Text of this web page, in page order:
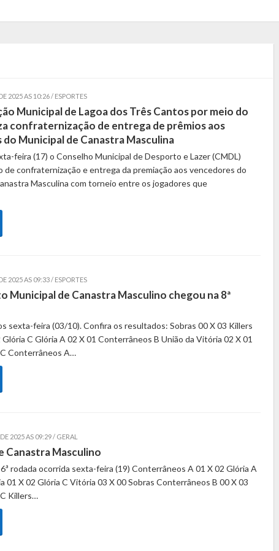
2025 AS 10:26 / ESPORTES
Municipal de Lagoa dos Três Cantos por meio do
confraternização de entrega de prêmios aos
Municipal de Canastra Masculina
feira (17) o Conselho Municipal de Desporto e Lazer (CMDL)
de confraternização e entrega da premiação aos vencedores do
Masculina com torneio entre os jogadores que
2025 AS 09:33 / ESPORTES
Municipal de Canastra Masculino chegou na 8ª
sexta-feira (03/10). Confira os resultados: Sobras 00 X 03 Killers
C Glória A 02 X 01 Conterrâneos B União da Vitória 02 X 01
Conterrâneos A…
2025 AS 09:29 / GERAL
Canastra Masculino
rodada ocorrida sexta-feira (19) Conterrâneos A 01 X 02 Glória A
01 X 02 Glória C Vitória 03 X 00 Sobras Conterrâneos B 00 X 03
Killers…